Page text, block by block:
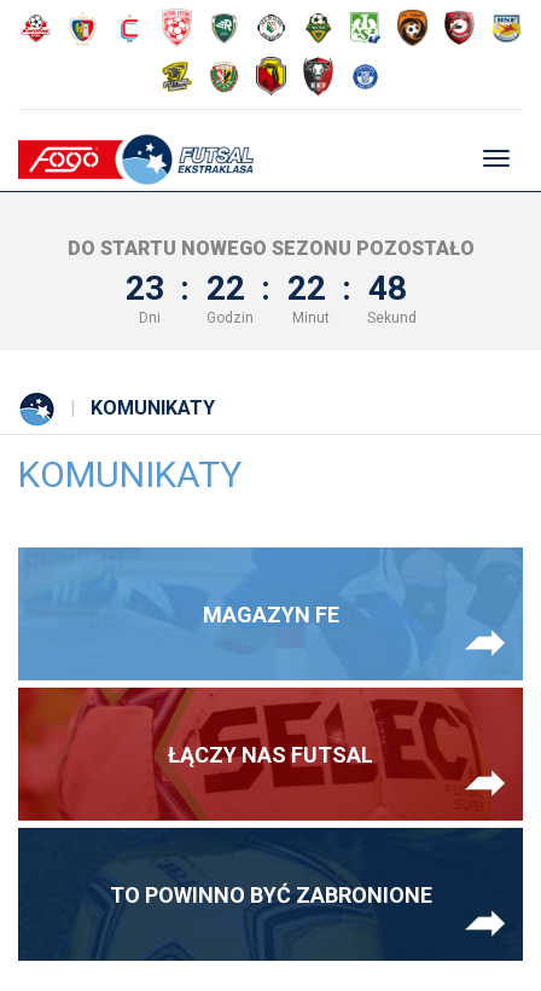
DO STARTU NOWEGO SEZONU POZOSTAŁO
23 : 22 : 22 : 47
Dni Godzin Minut Sekund
KOMUNIKATY
KOMUNIKATY
MAGAZYN FE
ŁĄCZY NAS FUTSAL
TO POWINNO BYĆ ZABRONIONE